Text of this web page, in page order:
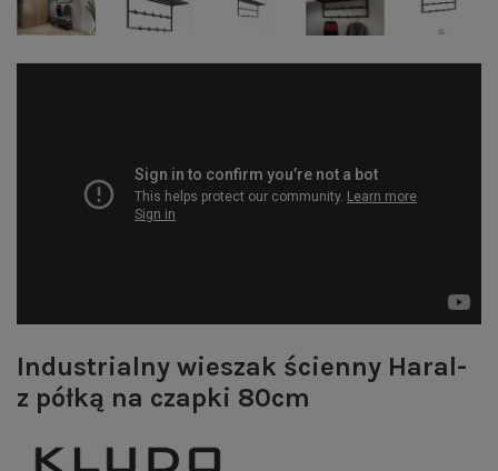
Industrialny wieszak ścienny Haral-
z półką na czapki 80cm